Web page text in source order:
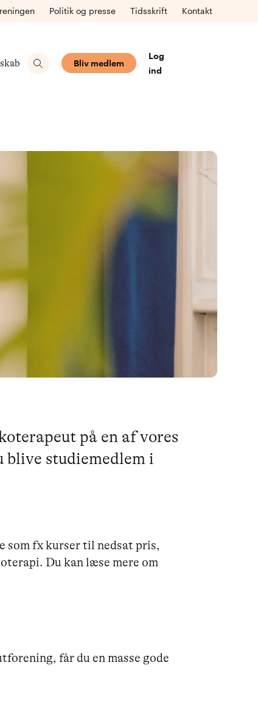
Politik og presse Tidsskrift Kontakt
Bliv medlem
Log
ind
på en af vores
blive studiemedlem i
som fx kurser til nedsat pris,
Du kan læse mere om
får du en masse gode